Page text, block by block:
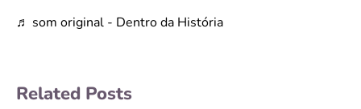
♬ som original - Dentro da História
Related Posts